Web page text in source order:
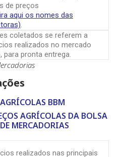
de preços
aqui os nomes das
.
coletados se referem a
realizados no mercado
para pronta entrega.
BBM
AGRÍCOLAS DA BOLSA
MERCADORIAS
realizados nas principais